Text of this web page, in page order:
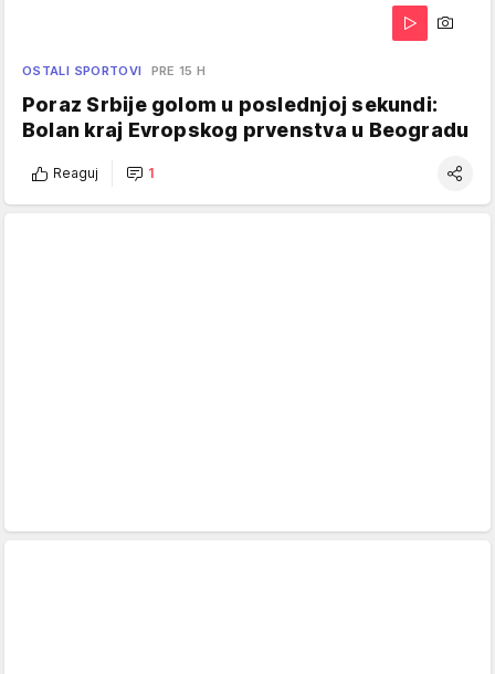
OSTALI SPORTOVI PRE 15 H
Poraz Srbije golom u poslednjoj sekundi:
Bolan kraj Evropskog prvenstva u Beogradu
Reaguj 1